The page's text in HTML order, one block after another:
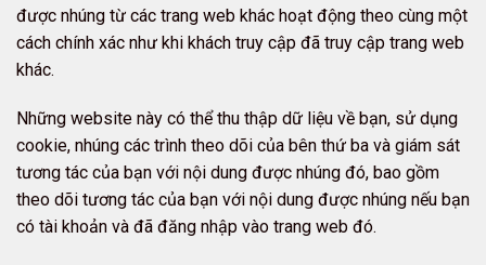
được nhúng từ các trang web khác hoạt động theo cùng một
cách chính xác như khi khách truy cập đã truy cập trang web
khác.
Những website này có thể thu thập dữ liệu về bạn, sử dụng
cookie, nhúng các trình theo dõi của bên thứ ba và giám sát
tương tác của bạn với nội dung được nhúng đó, bao gồm
theo dõi tương tác của bạn với nội dung được nhúng nếu bạn
có tài khoản và đã đăng nhập vào trang web đó.